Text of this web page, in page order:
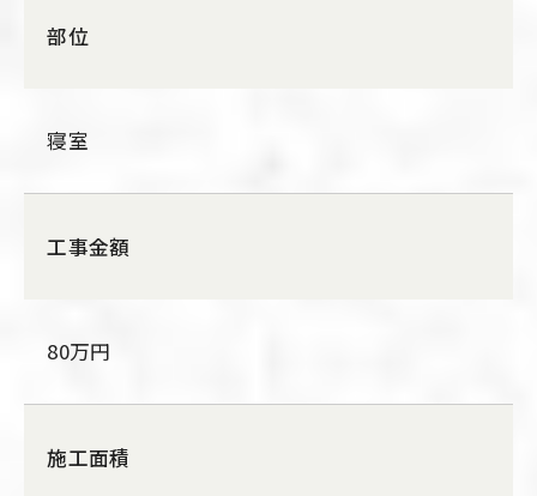
部位
寝室
工事金額
80万円
施工面積